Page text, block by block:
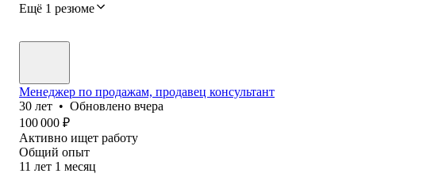
Ещё 1 резюме
Менеджер по продажам, продавец консультант
30 лет • Обновлено вчера
100 000 ₽
Активно ищет работу
Общий опыт
11 лет 1 месяц